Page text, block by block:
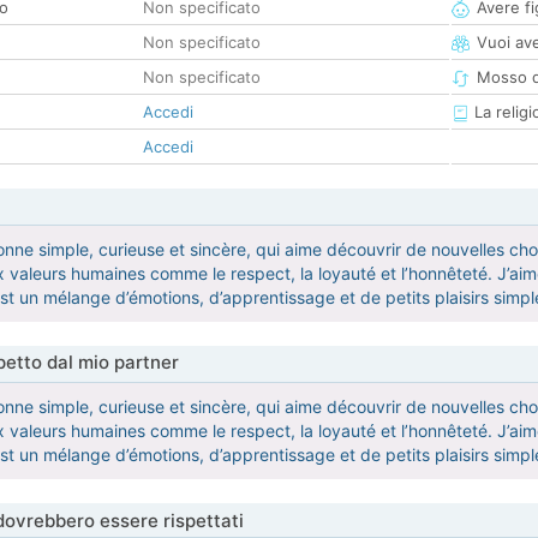
Non specificato
Non specificato
Non specificato
Accedi
Accedi
Avere
Vuoi
Mosso
La
simple, curieuse et sincère, qui aime découvrir de nouvelles
valeurs humaines comme le respect, la loyauté et l’honnêteté.
un mélange d’émotions, d’apprentissage et de petits plaisirs
dal mio partner
simple, curieuse et sincère, qui aime découvrir de nouvelles
valeurs humaines comme le respect, la loyauté et l’honnêteté.
un mélange d’émotions, d’apprentissage et de petits plaisirs
essere rispettati